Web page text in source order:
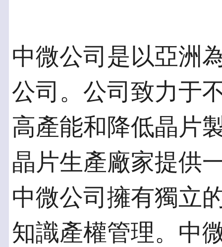
中微公司是以亞洲
公司。公司致力于
高產能和降低晶片
晶片生產廠家提供
中微公司擁有獨立
知識產權管理。中